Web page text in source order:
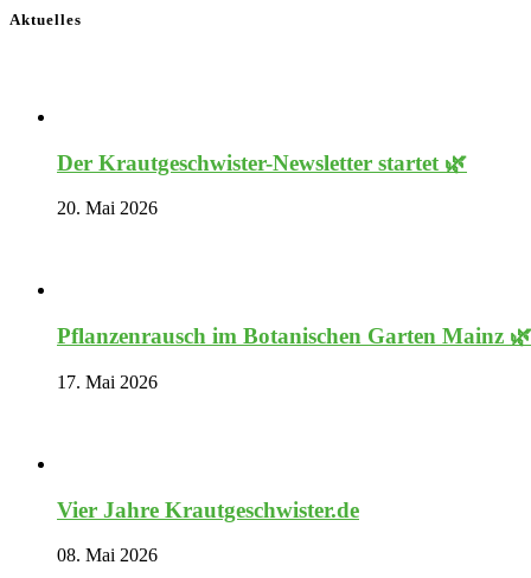
Aktuelles
Der Krautgeschwister-Newsletter startet 🌿
20. Mai 2026
Pflanzenrausch im Botanischen Garten Mainz 🌿
17. Mai 2026
Vier Jahre Krautgeschwister.de
08. Mai 2026